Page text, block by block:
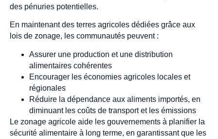
des pénuries potentielles.
En maintenant des terres agricoles dédiées grâce aux
lois de zonage, les communautés peuvent :
Assurer une production et une distribution
alimentaires cohérentes
Encourager les économies agricoles locales et
régionales
Réduire la dépendance aux aliments importés, en
diminuant les coûts de transport et les émissions
Le zonage agricole aide les gouvernements à planifier la
sécurité alimentaire à long terme, en garantissant que les